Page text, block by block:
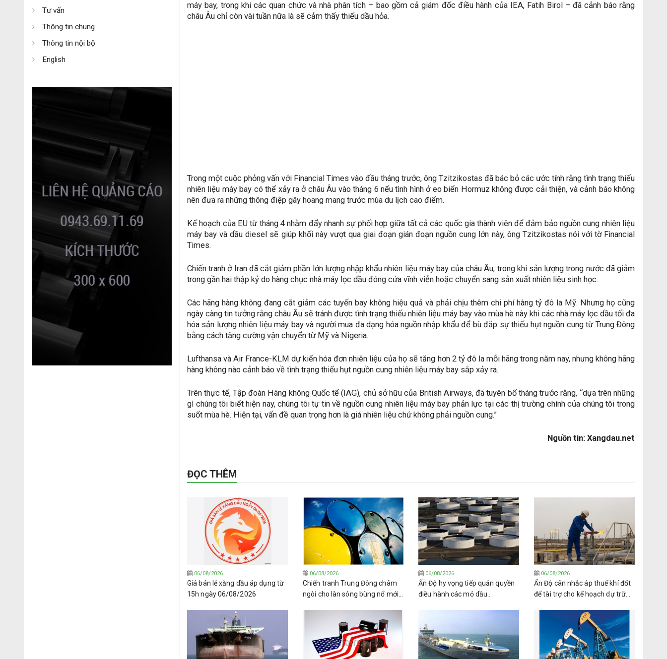
Tư vấn
Thông tin chung
Thông tin nội bộ
English
máy bay, trong khi các quan chức và nhà phân tích – bao gồm cả giám đốc điều hành của IEA, Fatih Birol – đã cảnh báo rằng
châu Âu chỉ còn vài tuần nữa là sẽ cảm thấy thiếu dầu hỏa.
Trong một cuộc phỏng vấn với Financial Times vào đầu tháng trước, ông Tzitzikostas đã bác bỏ các ước tính rằng tình trạng thiếu
nhiên liệu máy bay có thể xảy ra ở châu Âu vào tháng 6 nếu tình hình ở eo biển Hormuz không được cải thiện, và cảnh báo không
nên đưa ra những thông điệp gây hoang mang trước mùa du lịch cao điểm.
Kế hoạch của EU từ tháng 4 nhằm đẩy nhanh sự phối hợp giữa tất cả các quốc gia thành viên để đảm bảo nguồn cung nhiên liệu
máy bay và dầu diesel sẽ giúp khối này vượt qua giai đoạn gián đoạn nguồn cung lớn này, ông Tzitzikostas nói với tờ Financial
Times.
Chiến tranh ở Iran đã cắt giảm phần lớn lượng nhập khẩu nhiên liệu máy bay của châu Âu, trong khi sản lượng trong nước đã giảm
trong gần hai thập kỷ do hàng chục nhà máy lọc dầu đóng cửa vĩnh viễn hoặc chuyển sang sản xuất nhiên liệu sinh học.
Các hãng hàng không đang cắt giảm các tuyến bay không hiệu quả và phải chịu thêm chi phí hàng tỷ đô la Mỹ. Nhưng họ cũng
ngày càng tin tưởng rằng châu Âu sẽ tránh được tình trạng thiếu nhiên liệu máy bay vào mùa hè này khi các nhà máy lọc dầu tối đa
hóa sản lượng nhiên liệu máy bay và người mua đa dạng hóa nguồn nhập khẩu để bù đắp sự thiếu hụt nguồn cung từ Trung Đông
bằng cách tăng cường vận chuyển từ Mỹ và Nigeria.
Lufthansa và Air France-KLM dự kiến hóa đơn nhiên liệu của họ sẽ tăng hơn 2 tỷ đô la mỗi hãng trong năm nay, nhưng không hãng
hàng không nào cảnh báo về tình trạng thiếu hụt nguồn cung nhiên liệu máy bay sắp xảy ra.
Trên thực tế, Tập đoàn Hàng không Quốc tế (IAG), chủ sở hữu của British Airways, đã tuyên bố tháng trước rằng, “dựa trên những
gì chúng tôi biết hiện nay, chúng tôi tự tin về nguồn cung nhiên liệu máy bay phản lực tại các thị trường chính của chúng tôi trong
suốt mùa hè. Hiện tại, vấn đề quan trọng hơn là giá nhiên liệu chứ không phải nguồn cung.”
Nguồn tin: Xangdau.net
ĐỌC THÊM
06/08/2026
Giá bán lẻ xăng dầu áp dụng từ
15h ngày 06/08/2026
06/08/2026
Chiến tranh Trung Đông châm
ngòi cho làn sóng bùng nổ mới
06/08/2026
Ấn Độ hy vọng tiếp quản quyền
điều hành các mỏ dầu
06/08/2026
Ấn Độ cân nhắc áp thuế khí đốt
để tài trợ cho kế hoạch dự trữ